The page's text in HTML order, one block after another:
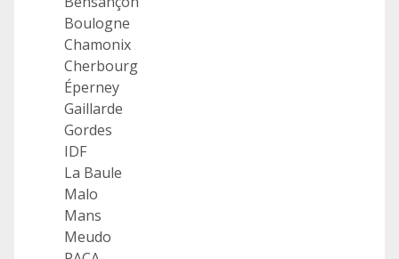
Boulogne
Chamonix
Cherbourg
Éperney
Gaillarde
Gordes
IDF
La Baule
Malo
Mans
Meudo